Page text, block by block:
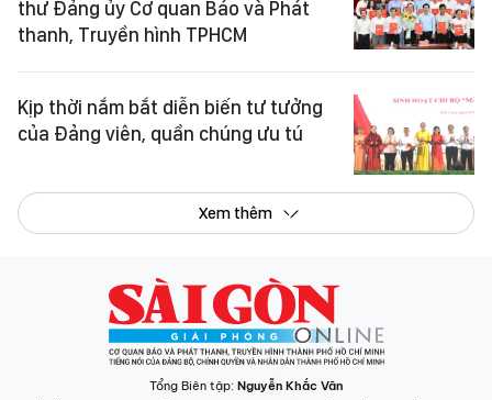
thư Đảng ủy Cơ quan Báo và Phát
thanh, Truyền hình TPHCM
Kịp thời nắm bắt diễn biến tư tưởng
của Đảng viên, quần chúng ưu tú
Xem thêm
Tổng Biên tập: Nguyễn Khắc Văn